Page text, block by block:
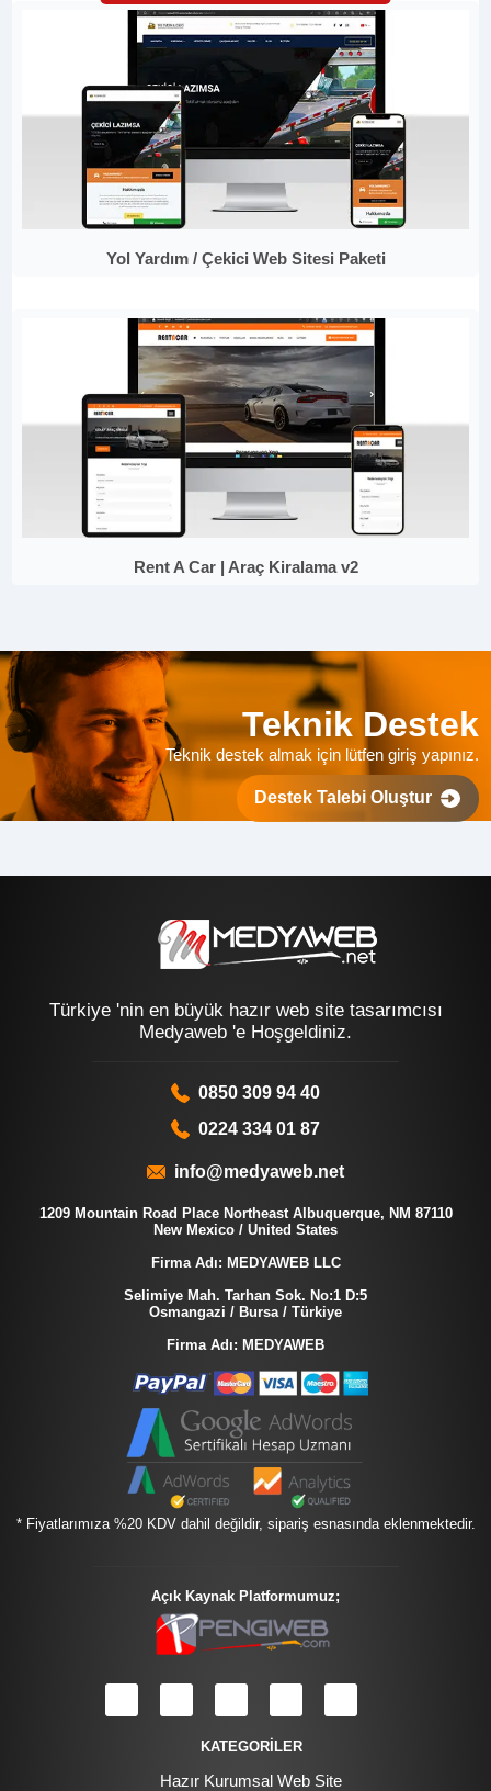
Yol Yardım / Çekici Web Sitesi Paketi
Rent A Car | Araç Kiralama v2
Teknik Destek
Teknik destek almak için lütfen giriş yapınız.
Destek Talebi Oluştur
Türkiye 'nin en büyük hazır web site tasarımcısı
Medyaweb 'e Hoşgeldiniz.
0850 309 94 40
0224 334 01 87
info@medyaweb.net
1209 Mountain Road Place Northeast Albuquerque, NM 87110
New Mexico / United States
Firma Adı: MEDYAWEB LLC
Selimiye Mah. Tarhan Sok. No:1 D:5
Osmangazi / Bursa / Türkiye
Firma Adı: MEDYAWEB
* Fiyatlarımıza %20 KDV dahil değildir, sipariş esnasında eklenmektedir.
Açık Kaynak Platformumuz;
KATEGORİLER
Hazır Kurumsal Web Site